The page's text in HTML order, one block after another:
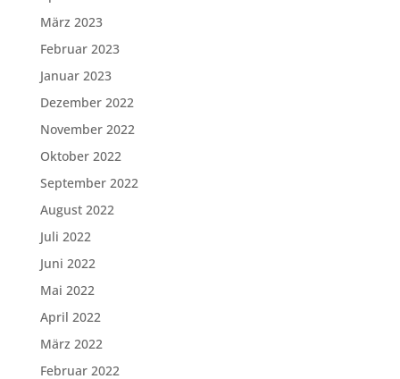
März 2023
Februar 2023
Januar 2023
Dezember 2022
November 2022
Oktober 2022
September 2022
August 2022
Juli 2022
Juni 2022
Mai 2022
April 2022
März 2022
Februar 2022